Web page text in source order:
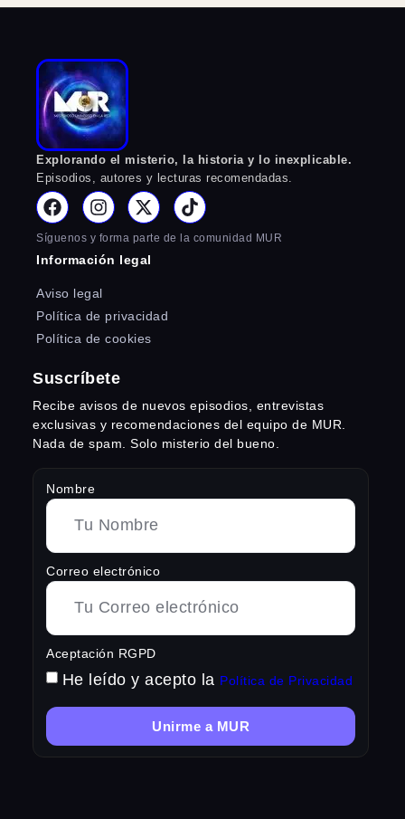
Explorando el misterio, la historia y lo inexplicable.
Episodios, autores y lecturas recomendadas.
Síguenos y forma parte de la comunidad MUR
Información legal
Aviso legal
Política de privacidad
Política de cookies
Suscríbete
Recibe avisos de nuevos episodios, entrevistas
exclusivas y recomendaciones del equipo de MUR.
Nada de spam. Solo misterio del bueno.
Nombre
Correo electrónico
Aceptación RGPD
He leído y acepto la Política de Privacidad
Unirme a MUR